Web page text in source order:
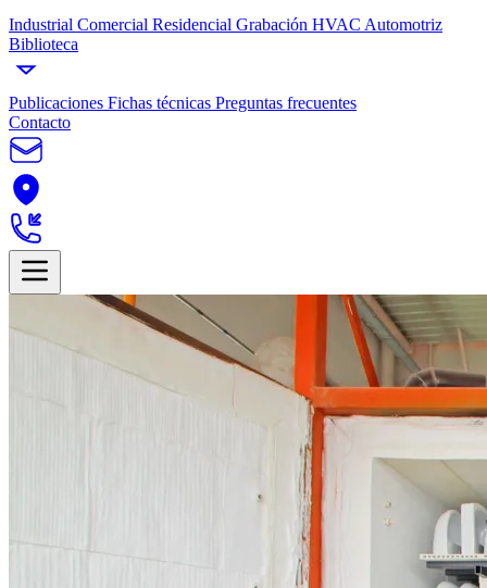
Industrial Comercial Residencial Grabación HVAC Automotriz
Biblioteca
Publicaciones Fichas técnicas Preguntas frecuentes
Contacto
InicioHistoria
Ver todos los productos
Equipos
Sectores Ver todos los sectores